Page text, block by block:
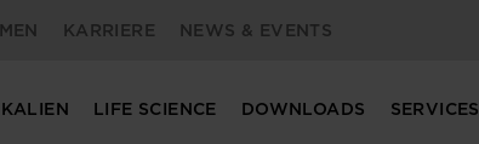
KARRIERE NEWS & EVENTS
LIFE SCIENCE DOWNLOADS SERVICES